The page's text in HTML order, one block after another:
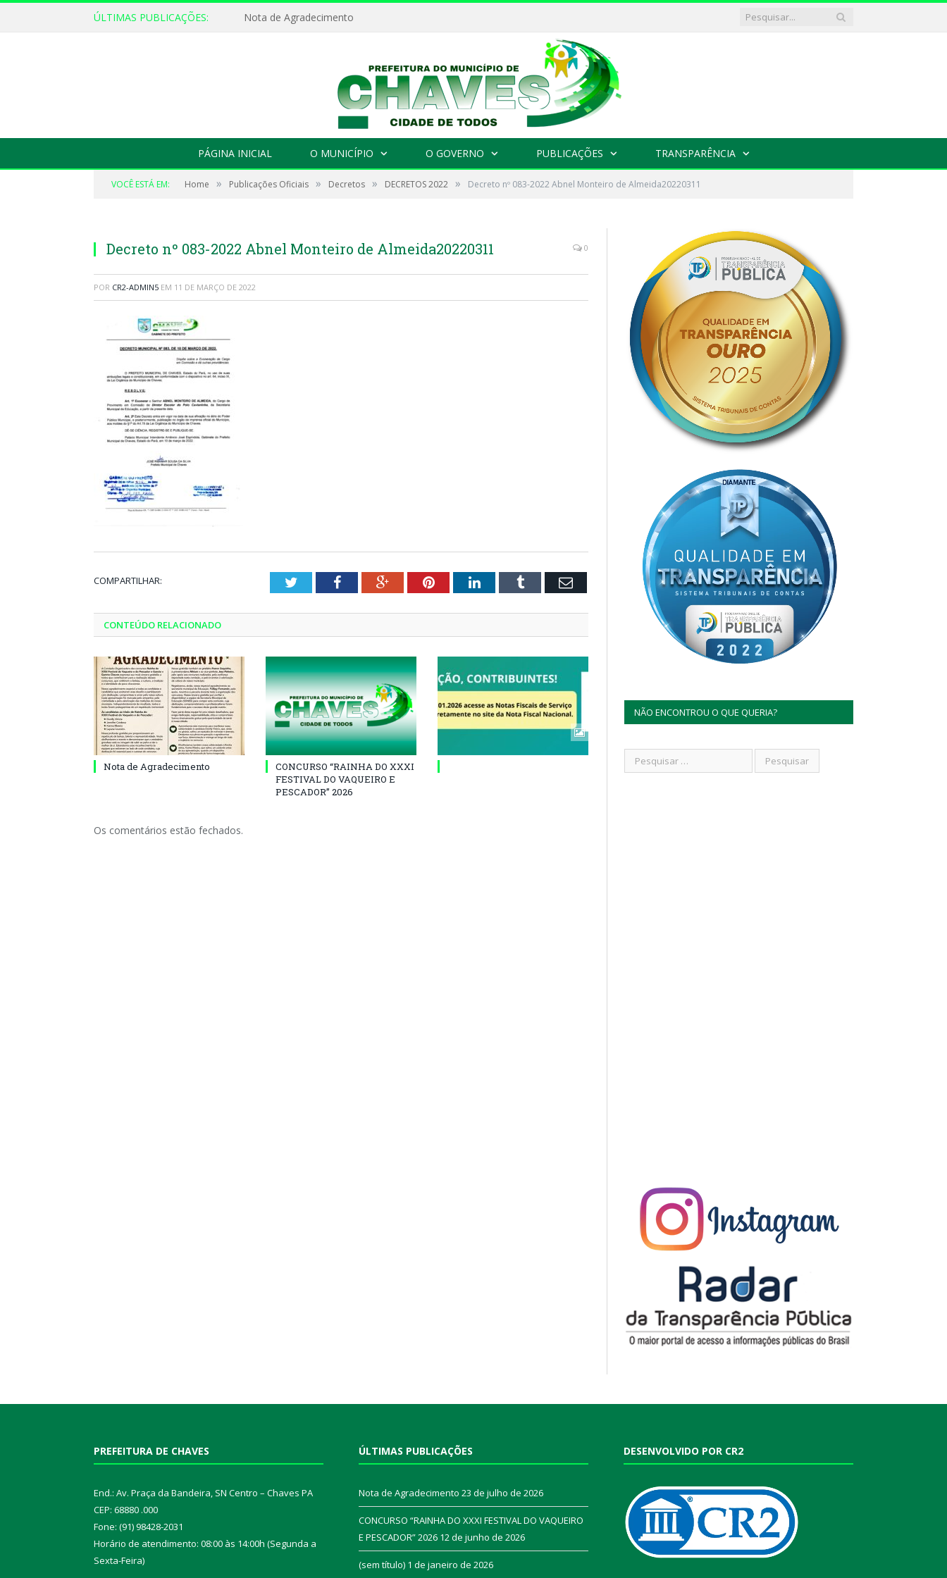
ÚLTIMAS PUBLICAÇÕES: Nota de Agradecimento
PÁGINA INICIAL O MUNICÍPIO O GOVERNO PUBLICAÇÕES TRANSPARÊNCIA
VOCÊ ESTÁ EM: Home » Publicações Oficiais » Decretos » DECRETOS 2022 » Decreto nº 083-2022 Abnel Monteiro de Almeida20220311
Decreto nº 083-2022 Abnel Monteiro de Almeida20220311 0
POR CR2-ADMIN5 EM 11 DE MARÇO DE 2022
COMPARTILHAR: TwitterFacebookGoogle+PinterestLinkedInTumblr Email
CONTEÚDO RELACIONADO
Nota de Agradecimento
CONCURSO “RAINHA DO XXXI
FESTIVAL DO VAQUEIRO E
PESCADOR” 2026
Os comentários estão fechados.
NÃO ENCONTROU O QUE QUERIA?
PREFEITURA DE CHAVES
End.: Av. Praça da Bandeira, SN Centro – Chaves PA
CEP: 68880 .000
Fone: (91) 98428-2031
Horário de atendimento: 08:00 às 14:00h (Segunda a
Sexta-Feira)
ÚLTIMAS PUBLICAÇÕES
Nota de Agradecimento 23 de julho de 2026
CONCURSO “RAINHA DO XXXI FESTIVAL DO VAQUEIRO
E PESCADOR” 2026 12 de junho de 2026
(sem título) 1 de janeiro de 2026
DESENVOLVIDO POR CR2